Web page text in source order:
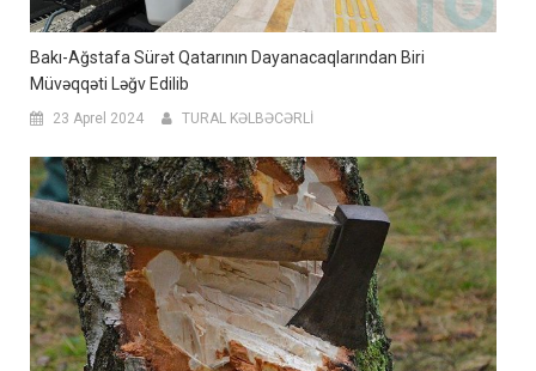
Bakı-Ağstafa Sürət Qatarının Dayanacaqlarından Biri
Müvəqqəti Ləğv Edilib
23 Aprel 2024 TURAL KƏLBƏCƏRLİ